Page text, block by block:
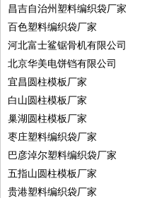
昌吉自治州塑料编织袋厂家
百色塑料编织袋厂家
河北富士鲨锯骨机有限公司
北京华美电饼铛有限公司
宜昌圆柱模板厂家
白山圆柱模板厂家
巢湖圆柱模板厂家
枣庄塑料编织袋厂家
巴彦淖尔塑料编织袋厂家
五指山圆柱模板厂家
贵港塑料编织袋厂家